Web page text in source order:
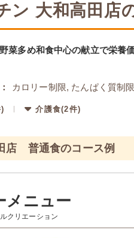
ン 大和高田店
菜多め和食中心の献立で栄
カロリー制限, たんぱく質制限
介護食(2件)
店 普通食のコース例
メニュー
クリエーション